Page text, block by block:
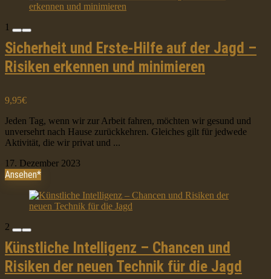
1
Sicherheit und Erste-Hilfe auf der Jagd –
Risiken erkennen und minimieren
9,95€
Jeden Tag, wenn wir zur Arbeit fahren, möchten wir gesund und
unversehrt nach Hause zurückkehren. Gleiches gilt für jedwede
Aktivität, die wir privat und ...
17. Dezember 2023
Ansehen*
2
Künstliche Intelligenz – Chancen und
Risiken der neuen Technik für die Jagd